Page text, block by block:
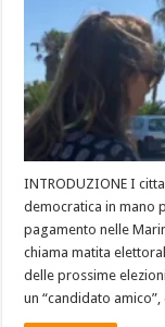
INTRODUZIONE I
democratica in mano
pagamento nelle
chiama matita
delle prossime
un “candidato